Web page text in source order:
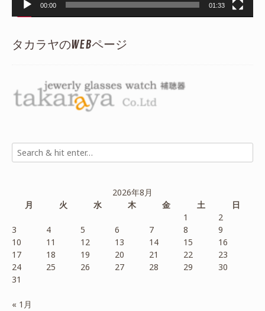
00:00 01:33
タカラヤのWEBページ
2026年8月
月
火 水 木 金 土
日
1
2
3
4 5 6 7 8
9
10
11 12 13 14 15
16
17
18 19 20 21 22
23
24
25 26 27 28 29
30
31
« 1月